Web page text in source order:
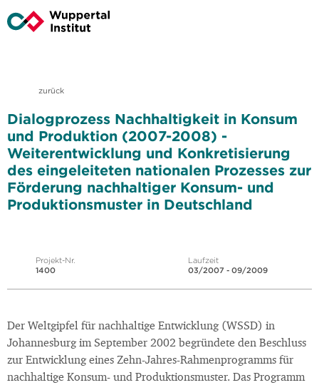
zurück
Dialogprozess Nachhaltigkeit in Konsum
und Produktion (2007-2008) -
Weiterentwicklung und Konkretisierung
des eingeleiteten nationalen Prozesses zur
Förderung nachhaltiger Konsum- und
Produktionsmuster in Deutschland
Projekt-Nr.
1400
Laufzeit
03/2007 - 09/2009
Der Weltgipfel für nachhaltige Entwicklung (WSSD) in
Johannesburg im September 2002 begründete den Beschluss
zur Entwicklung eines Zehn-Jahres-Rahmenprogramms für
nachhaltige Konsum- und Produktionsmuster. Das Programm